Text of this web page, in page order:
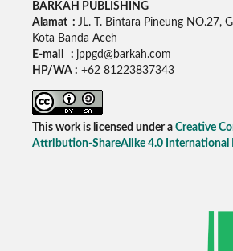
BARKAH PUBLISHING
Alamat : JL. T. Bintara Pineung NO.27,
Kota Banda Aceh
E-mail : jppgd@barkah.com
HP/WA : +62 81223837343
This work is licensed under a Creative
Attribution-ShareAlike 4.0 International